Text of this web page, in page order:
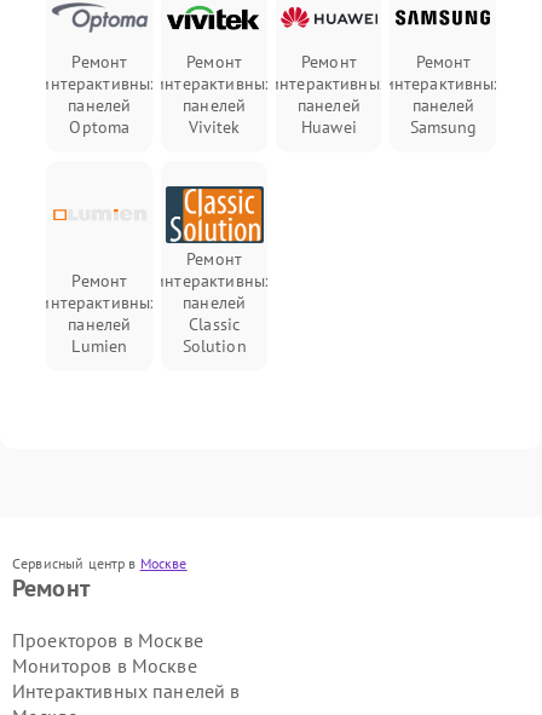
Ремонт
интерактивных
панелей
Optoma
Ремонт
интерактивных
панелей
Vivitek
Ремонт
интерактивных
панелей
Huawei
Ремонт
интерактивных
панелей
Samsung
Ремонт
интерактивных
панелей
Lumien
Ремонт
интерактивных
панелей
Classic
Solution
Сервисный центр в Москве
Ремонт
Проекторов в Москве
Мониторов в Москве
Интерактивных панелей в